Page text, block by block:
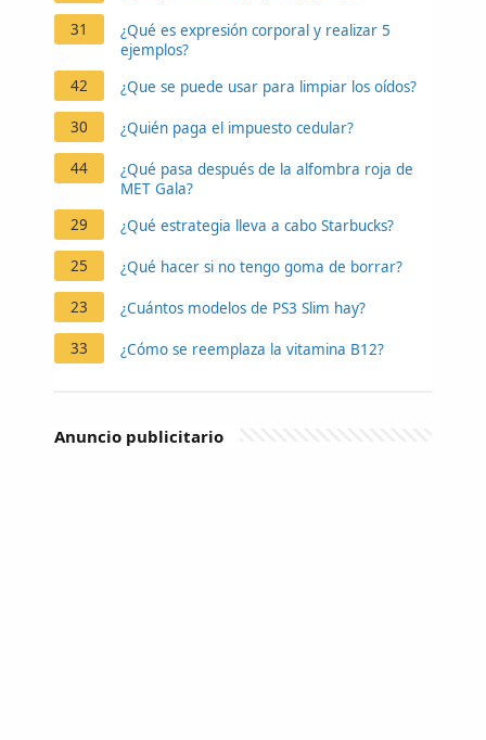
31
¿Qué es expresión corporal y realizar 5
ejemplos?
42
¿Que se puede usar para limpiar los oídos?
30 ¿Quién paga el impuesto cedular?
44
¿Qué pasa después de la alfombra roja de
MET Gala?
29
¿Qué estrategia lleva a cabo Starbucks?
25 ¿Qué hacer si no tengo goma de borrar?
23 ¿Cuántos modelos de PS3 Slim hay?
33 ¿Cómo se reemplaza la vitamina B12?
Anuncio publicitario